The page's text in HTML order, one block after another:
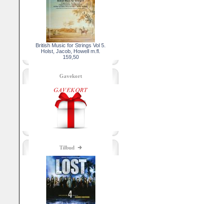
British Music for Strings Vol 5.
Holst, Jacob, Howell m.fl.
159,50
Gavekort
Tilbud